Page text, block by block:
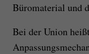
Büromaterial und
Bei der Union